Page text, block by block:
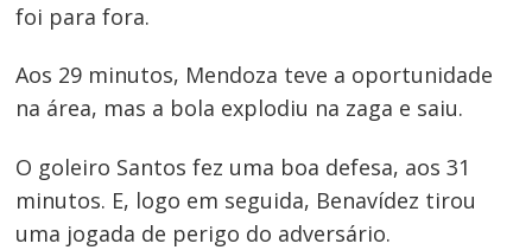
foi para fora.
Aos 29 minutos, Mendoza teve a oportunidade
na área, mas a bola explodiu na zaga e saiu.
O goleiro Santos fez uma boa defesa, aos 31
minutos. E, logo em seguida, Benavídez tirou
uma jogada de perigo do adversário.